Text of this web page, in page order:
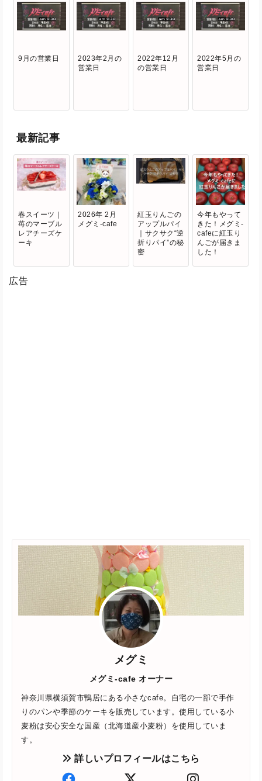
9月の営業日
2023年2月の
営業日
2022年12月
の営業日
2022年5月の
営業日
最新記事
春スイーツ｜
苺のマーブル
レアチーズケ
ーキ
2026年 2月
メグミ-cafe
紅玉りんごの
アップルパイ
｜サクサク“逆
折りパイ”の秘
密
今年もやって
きた！メグミ-
cafeに紅玉り
んごが届きま
した！
広告
メグミ
メグミ-cafe オーナー
神奈川県横須賀市鴨居にある小さなcafe。自宅の一部で手作
りのパンや季節のケーキを販売しています。使用している小
麦粉は安心安全な国産（北海道産小麦粉）を使用していま
す。
詳しいプロフィールはこちら